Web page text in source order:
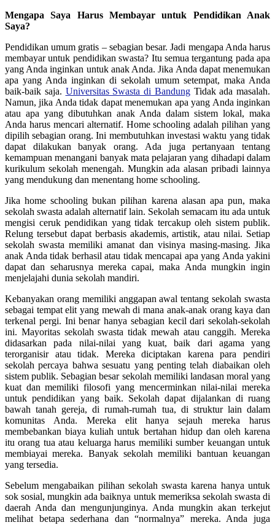
Mengapa Saya Harus Membayar untuk Pendidikan Anak
Saya?
Pendidikan umum gratis – sebagian besar. Jadi mengapa Anda harus
membayar untuk pendidikan swasta? Itu semua tergantung pada apa
yang Anda inginkan untuk anak Anda. Jika Anda dapat menemukan
apa yang Anda inginkan di sekolah umum setempat, maka Anda
baik-baik saja. Universitas Swasta di BandungTidak ada masalah.
Namun, jika Anda tidak dapat menemukan apa yang Anda inginkan
atau apa yang dibutuhkan anak Anda dalam sistem lokal, maka
Anda harus mencari alternatif. Home schooling adalah pilihan yang
dipilih sebagian orang. Ini membutuhkan investasi waktu yang tidak
dapat dilakukan banyak orang. Ada juga pertanyaan tentang
kemampuan menangani banyak mata pelajaran yang dihadapi dalam
kurikulum sekolah menengah. Mungkin ada alasan pribadi lainnya
yang mendukung dan menentang home schooling.
Jika home schooling bukan pilihan karena alasan apa pun, maka
sekolah swasta adalah alternatif lain. Sekolah semacam itu ada untuk
mengisi ceruk pendidikan yang tidak tercakup oleh sistem publik.
Relung tersebut dapat berbasis akademis, artistik, atau nilai. Setiap
sekolah swasta memiliki amanat dan visinya masing-masing. Jika
anak Anda tidak berhasil atau tidak mencapai apa yang Anda yakini
dapat dan seharusnya mereka capai, maka Anda mungkin ingin
menjelajahi dunia sekolah mandiri.
Kebanyakan orang memiliki anggapan awal tentang sekolah swasta
sebagai tempat elit yang mewah di mana anak-anak orang kaya dan
terkenal pergi. Ini benar hanya sebagian kecil dari sekolah-sekolah
ini. Mayoritas sekolah swasta tidak mewah atau canggih. Mereka
didasarkan pada nilai-nilai yang kuat, baik dari agama yang
terorganisir atau tidak. Mereka diciptakan karena para pendiri
sekolah percaya bahwa sesuatu yang penting telah diabaikan oleh
sistem publik. Sebagian besar sekolah memiliki landasan moral yang
kuat dan memiliki filosofi yang mencerminkan nilai-nilai mereka
untuk pendidikan yang baik. Sekolah dapat dijalankan di ruang
bawah tanah gereja, di rumah-rumah tua, di struktur lain dalam
komunitas Anda. Mereka elit hanya sejauh mereka harus
membebankan biaya kuliah untuk bertahan hidup dan oleh karena
itu orang tua atau keluarga harus memiliki sumber keuangan untuk
membiayai mereka. Banyak sekolah memiliki bantuan keuangan
yang tersedia.
Sebelum mengabaikan pilihan sekolah swasta karena hanya untuk
sok sosial, mungkin ada baiknya untuk memeriksa sekolah swasta di
daerah Anda dan mengunjunginya. Anda mungkin akan terkejut
melihat betapa sederhana dan “normalnya” mereka. Anda juga